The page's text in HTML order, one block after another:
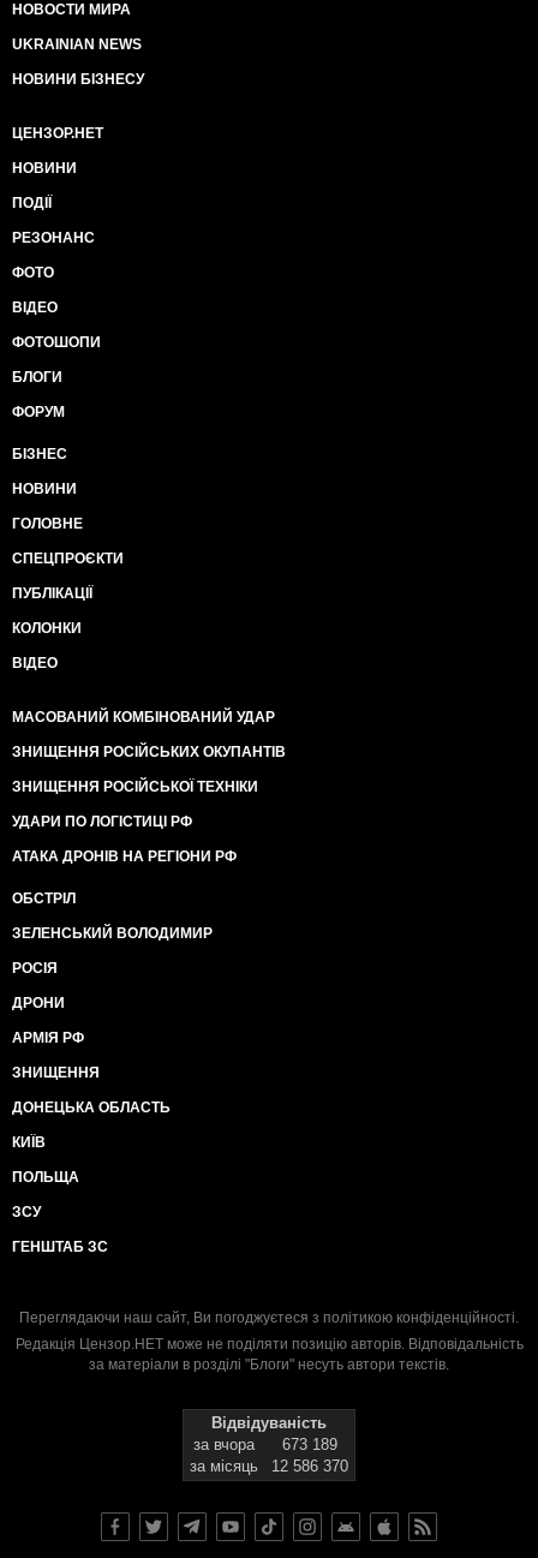
НОВОСТИ МИРА
UKRAINIAN NEWS
НОВИНИ БІЗНЕСУ
ЦЕНЗОР.НЕТ
НОВИНИ
ПОДІЇ
РЕЗОНАНС
ФОТО
ВІДЕО
ФОТОШОПИ
БЛОГИ
ФОРУМ
БІЗНЕС
НОВИНИ
ГОЛОВНЕ
СПЕЦПРОЄКТИ
ПУБЛІКАЦІЇ
КОЛОНКИ
ВІДЕО
МАСОВАНИЙ КОМБІНОВАНИЙ УДАР
ЗНИЩЕННЯ РОСІЙСЬКИХ ОКУПАНТІВ
ЗНИЩЕННЯ РОСІЙСЬКОЇ ТЕХНІКИ
УДАРИ ПО ЛОГІСТИЦІ РФ
АТАКА ДРОНІВ НА РЕГІОНИ РФ
ОБСТРІЛ
ЗЕЛЕНСЬКИЙ ВОЛОДИМИР
РОСІЯ
ДРОНИ
АРМІЯ РФ
ЗНИЩЕННЯ
ДОНЕЦЬКА ОБЛАСТЬ
КИЇВ
ПОЛЬЩА
ЗСУ
ГЕНШТАБ ЗС
Переглядаючи наш сайт, Ви погоджуєтеся з політикою конфіденційності.
Редакція Цензор.НЕТ може не поділяти позицію авторів. Відповідальність
за матеріали в розділі "Блоги" несуть автори текстів.
Відвідуваність
за вчора
673 189
за місяць
12 586 370